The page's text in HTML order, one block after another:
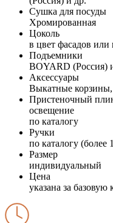
Сушка для посуды
Хромированная
Цоколь
в цвет фасадов или
Подъемники
BOYARD (Россия)
Аксессуары
Выкатные
Пристеночный
освещение
по каталогу
Ручки
по каталогу (более
Размер
индивидуальный
Цена
указана за